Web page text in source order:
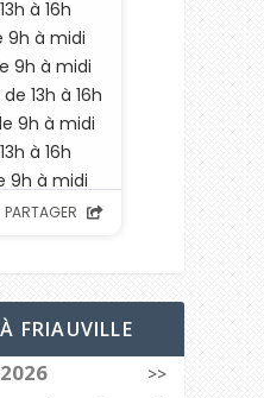
FRIAUVILLE
>>